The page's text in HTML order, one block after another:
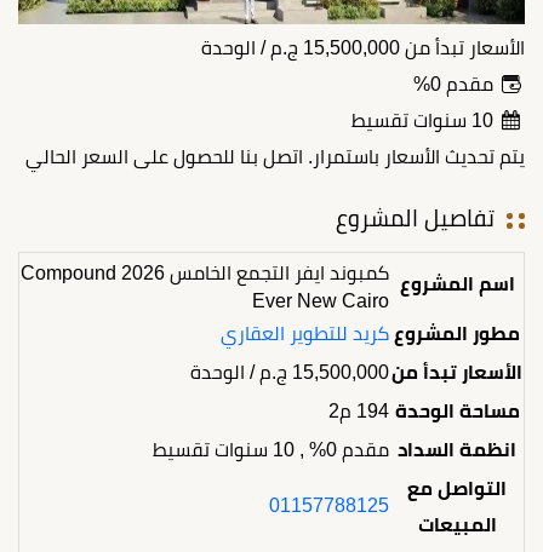
الأسعار تبدأ من 15,500,000 ج.م / الوحدة
مقدم 0%
10 سنوات تقسيط
يتم تحديث الأسعار باستمرار. اتصل بنا للحصول على السعر الحالي
تفاصيل المشروع
اسم المشروع
كمبوند ايفر التجمع الخامس 2026 Compound
Ever New Cairo
مطور المشروع كريد للتطوير العقاري
الأسعار تبدأ من15,500,000 ج.م / الوحدة
مساحة الوحدة 194 م2
انظمة السداد مقدم 0% , 10 سنوات تقسيط
التواصل مع
المبيعات
01157788125